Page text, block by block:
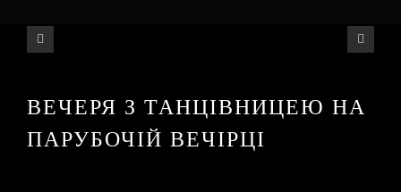
ВЕЧЕРЯ З ТАНЦІВНИЦЕЮ НА
ПАРУБОЧІЙ ВЕЧІРЦІ